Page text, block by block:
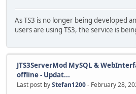
As TS3 is no longer being developed
users are using TS3, the service is
JTS3ServerMod MySQL &
offline - Updat...
Last post byStefan1200- February 28,